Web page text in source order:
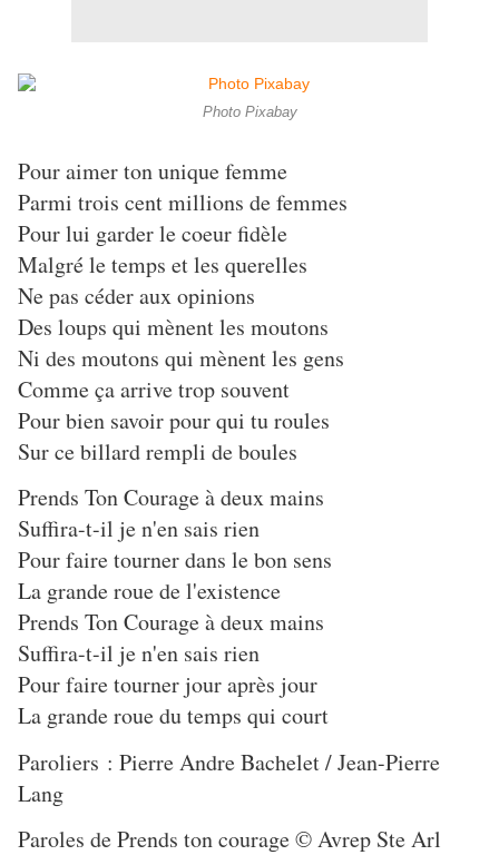
Photo Pixabay
Pour aimer ton unique femme
Parmi trois cent millions de femmes
Pour lui garder le coeur fidèle
Malgré le temps et les querelles
Ne pas céder aux opinions
Des loups qui mènent les moutons
Ni des moutons qui mènent les gens
Comme ça arrive trop souvent
Pour bien savoir pour qui tu roules
Sur ce billard rempli de boules
Prends Ton Courage à deux mains
Suffira-t-il je n'en sais rien
Pour faire tourner dans le bon sens
La grande roue de l'existence
Prends Ton Courage à deux mains
Suffira-t-il je n'en sais rien
Pour faire tourner jour après jour
La grande roue du temps qui court
Paroliers : Pierre Andre Bachelet / Jean-Pierre
Lang
Paroles de Prends ton courage © Avrep Ste Arl